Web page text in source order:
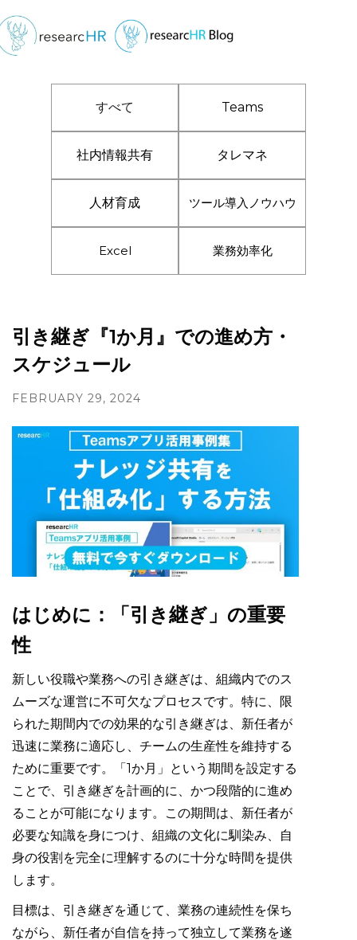
すべて Teams
社内情報共有 タレマネ
人材育成 ツール導入ノウハウ
Excel 業務効率化
引き継ぎ『1か月』での進め方・
スケジュール
FEBRUARY 29, 2024
はじめに：「引き継ぎ」の重要
性
新しい役職や業務への引き継ぎは、組織内でのス
ムーズな運営に不可欠なプロセスです。特に、限
られた期間内での効果的な引き継ぎは、新任者が
迅速に業務に適応し、チームの生産性を維持する
ために重要です。「1か月」という期間を設定する
ことで、引き継ぎを計画的に、かつ段階的に進め
ることが可能になります。この期間は、新任者が
必要な知識を身につけ、組織の文化に馴染み、自
身の役割を完全に理解するのに十分な時間を提供
します。
目標は、引き継ぎを通じて、業務の連続性を保ち
ながら、新任者が自信を持って独立して業務を遂